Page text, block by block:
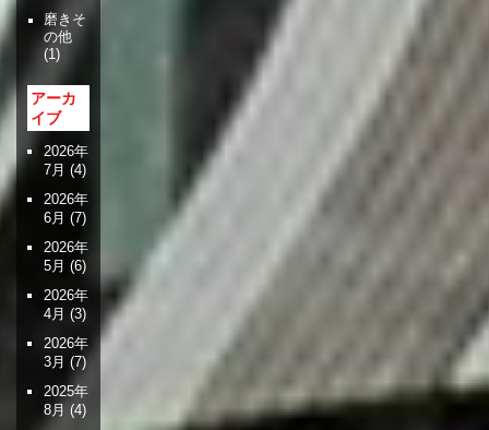
磨きそ
の他
(1)
アーカ
イブ
2026年
7月 (4)
2026年
6月 (7)
2026年
5月 (6)
2026年
4月 (3)
2026年
3月 (7)
2025年
8月 (4)